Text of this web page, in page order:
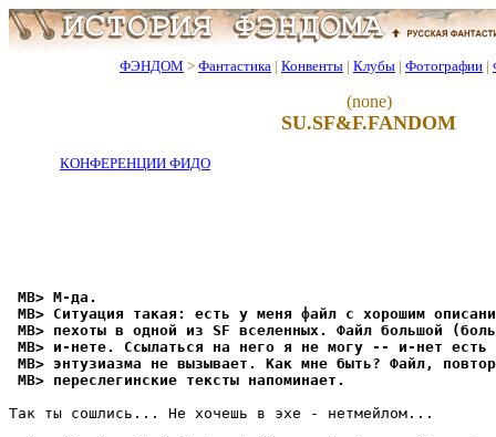
ФЭНДОМ > Фантастика | Конвенты | Клубы | Фотографии |
(none)
SU.SF&F.FANDOM
КОНФЕРЕНЦИИ ФИДО
MB> М-да.
MB> Ситуация такая: есть у меня файл с хорошим
MB> пехоты в одной из SF вселенных. Файл большой
MB> и-нете. Ссылаться на него я не могу -- и-нет
MB> энтузиазма не вызывает. Как мне быть? Файл,
MB> переслегинские тексты напоминает.
Так ты сошлись... Не хочешь в эхе - нетмейлом...